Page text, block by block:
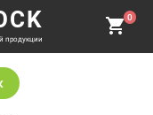
продукции
0